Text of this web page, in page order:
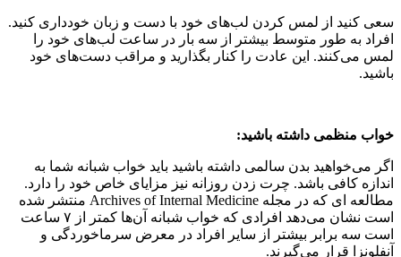
سعی کنید از لمس کردن لب‌های خود با دست و زبان خودداری کنید.
افراد به طور متوسط بیشتر از سه بار در ساعت لب‌های خود را
لمس می‌کنند. این عادت را کنار بگذارید و مراقب دست‌های خود
باشید.
خواب منظمی داشته باشید:
اگر می‌خواهید بدن سالمی داشته باشید باید خواب شبانه شما به
اندازه کافی باشد. چرت زدن روزانه نیز مزایای خاص خود را دارد.
مطالعه ای که در مجله Archives of Internal Medicine منتشر شده
است نشان می‌دهد افرادی که خواب شبانه آن‌ها کمتر از ۷ ساعت
است سه برابر بیشتر از سایر افراد در معرض سرماخوردگی و
آنفلونزا قرار می‌گیرند.